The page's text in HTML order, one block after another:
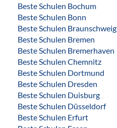
Beste Schulen Bochum
Beste Schulen Bonn
Beste Schulen Braunschweig
Beste Schulen Bremen
Beste Schulen Bremerhaven
Beste Schulen Chemnitz
Beste Schulen Dortmund
Beste Schulen Dresden
Beste Schulen Duisburg
Beste Schulen Düsseldorf
Beste Schulen Erfurt